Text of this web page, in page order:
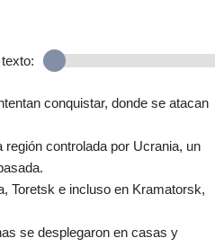
conquistar, donde se atacan
controlada por Ucrania, un
Toretsk e incluso en Kramatorsk,
se desplegaron en casas y